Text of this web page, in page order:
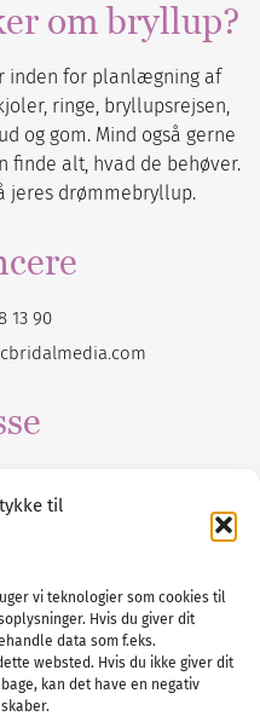
til
vi teknologier som cookies til
Hvis du giver dit
data som f.eks.
websted. Hvis du ikke giver dit
kan det have en negativ
om bryllup?
inden for planlægning af
ringe, bryllupsrejsen,
og gom. Mind også gerne
finde alt, hvad de behøver.
jeres drømmebryllup.
13 90
13 90
Media